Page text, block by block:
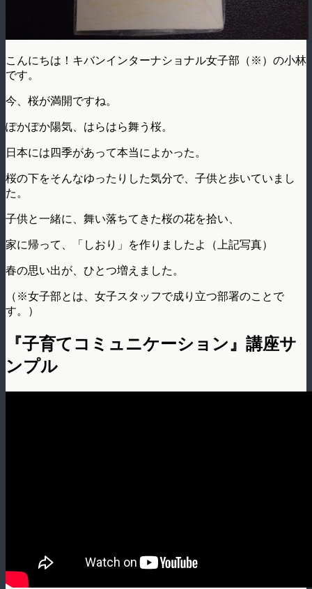
こんにちは！キバンインターナショナル女子部（※）の小林
です。
今、桜が満開ですね。
ぽかぽか陽気、はらはら舞う桜。
日本には四季があって本当によかった。
桜の下をそんなゆったりした気分で、子供と歩いていまし
た。
子供と一緒に、舞い落ちてきた桜の花を拾い、
家に帰って、「しおり」を作りましたよ（上記写真）
春の思い出が、ひとつ増えました。
（※女子部とは、女子スタッフで成り立つ部署のことで
す。）
『子育てコミュニケーション』講座サ
ンプル